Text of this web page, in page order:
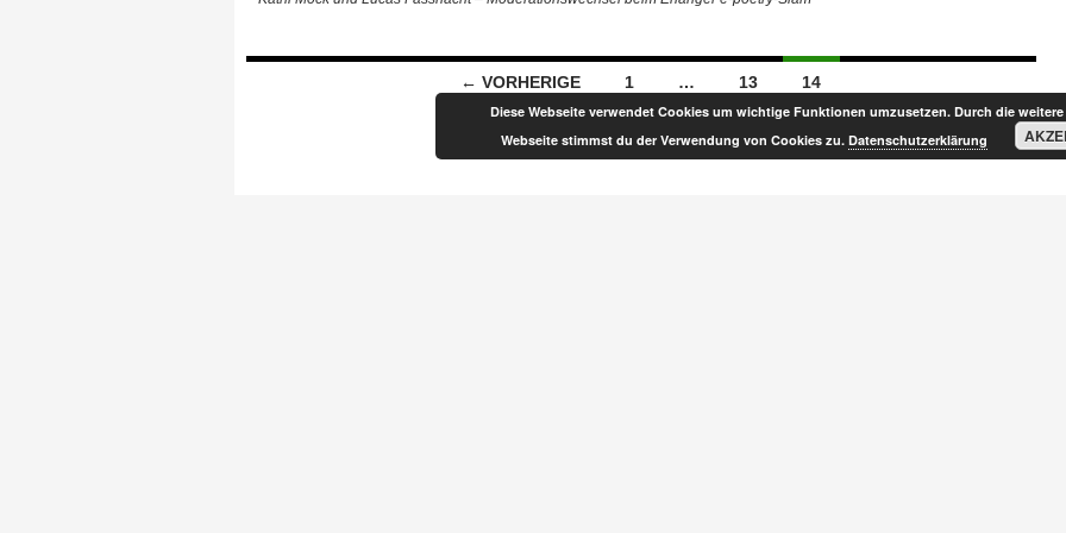
Beitragsnavigation← VORHERIGE 1 … 13 14
Diese Webseite verwendet Cookies um wichtige Funktionen umzusetzen. Durch die
Webseite stimmst du der Verwendung von Cookies zu. Datenschutzerklärung